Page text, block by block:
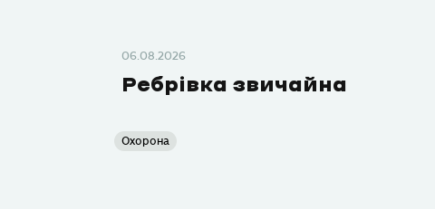
06.08.2026
Ребрівка звичайна
Охорона